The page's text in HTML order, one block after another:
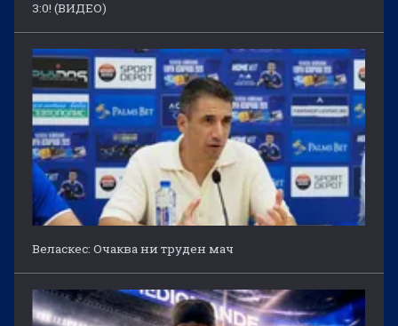
3:0! (ВИДЕО)
Веласкес: Очаква ни труден мач